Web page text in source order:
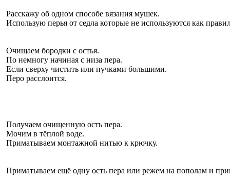
Расскажу об одном способе вязания мушек.
Использую перья от седла которые не используются как
Очищаем бородки с остья.
По немногу начиная с низа пера.
Если сверху чистить или пучками большими.
Перо расслоится.
Получаем очищенную ость пера.
Мочим в тëплой воде.
Приматываем монтажной нитью к крючку.
Приматываем ещë одну ость пера или режем на пополам и